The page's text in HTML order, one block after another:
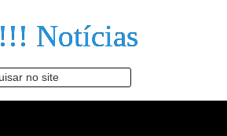
Notícias
no site